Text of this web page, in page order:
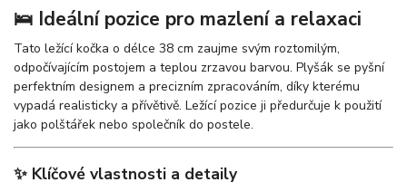
🛌 Ideální pozice pro mazlení a relaxaci
Tato ležící kočka o délce 38 cm zaujme svým roztomilým,
odpočívajícím postojem a teplou zrzavou barvou. Plyšák se pyšní
perfektním designem a precizním zpracováním, díky kterému
vypadá realisticky a přívětivě. Ležící pozice ji předurčuje k použití
jako polštářek nebo společník do postele.
✨ Klíčové vlastnosti a detaily